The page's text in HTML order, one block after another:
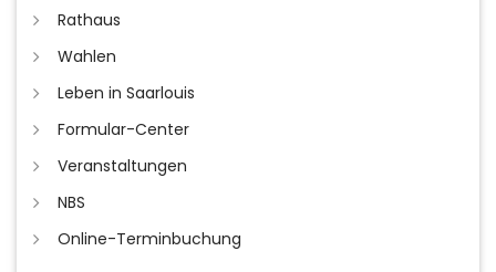
Rathaus
Wahlen
Leben in Saarlouis
Formular-Center
Veranstaltungen
NBS
Online-Terminbuchung